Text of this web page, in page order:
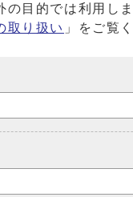
の目的では利用し
取り扱い 」をご覧